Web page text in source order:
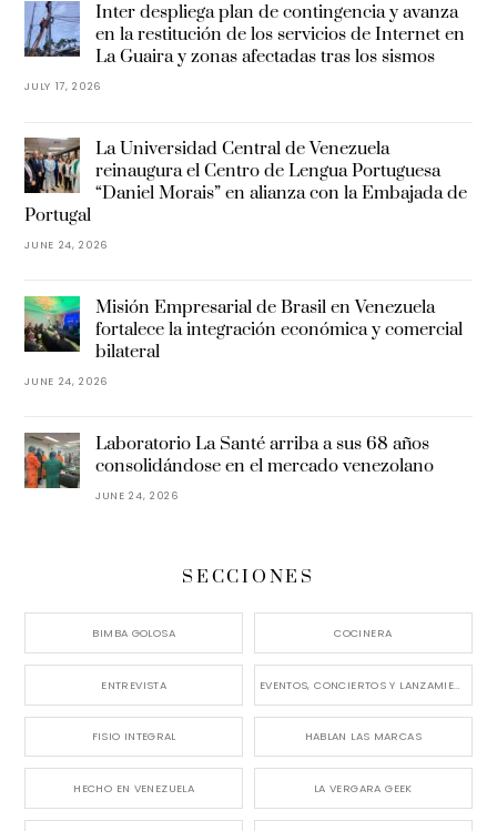
Inter despliega plan de contingencia y avanza
en la restitución de los servicios de Internet en
La Guaira y zonas afectadas tras los sismos
JULY 17, 2026
La Universidad Central de Venezuela
reinaugura el Centro de Lengua Portuguesa
“Daniel Morais” en alianza con la Embajada de
Portugal
JUNE 24, 2026
Misión Empresarial de Brasil en Venezuela
fortalece la integración económica y comercial
bilateral
JUNE 24, 2026
Laboratorio La Santé arriba a sus 68 años
consolidándose en el mercado venezolano
JUNE 24, 2026
SECCIONES
BIMBA GOLOSA COCINERA
ENTREVISTA EVENTOS, CONCIERTOS Y LANZAMIENTOS
FISIO INTEGRAL HABLAN LAS MARCAS
HECHO EN VENEZUELA LA VERGARA GEEK